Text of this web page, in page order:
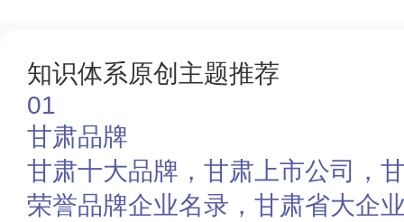
知识体系原创主题推荐
01
甘肃品牌
甘肃十大品牌，甘肃上市公司，
荣誉品牌企业名录，甘肃省大企